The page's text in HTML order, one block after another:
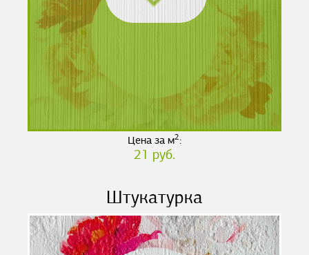
Цена за м2:
21 руб.
Штукатурка